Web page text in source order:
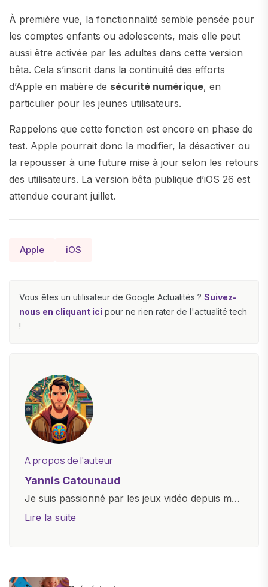
À première vue, la fonctionnalité semble pensée pour
les comptes enfants ou adolescents, mais elle peut
aussi être activée par les adultes dans cette version
bêta. Cela s’inscrit dans la continuité des efforts
d’Apple en matière de sécurité numérique, en
particulier pour les jeunes utilisateurs.
Rappelons que cette fonction est encore en phase de
test. Apple pourrait donc la modifier, la désactiver ou
la repousser à une future mise à jour selon les retours
des utilisateurs. La version bêta publique d’iOS 26 est
attendue courant juillet.
Apple iOS
Vous êtes un utilisateur de Google Actualités ? Suivez-
nous en cliquant ici pour ne rien rater de l'actualité tech
!
A propos de l'auteur
Yannis Catounaud
Je suis passionné par les jeux vidéo depuis mon
plus jeune âge. Mon amour pour l'univers
et bien d'autres gadgets technologiques. Armé
Lire la suite